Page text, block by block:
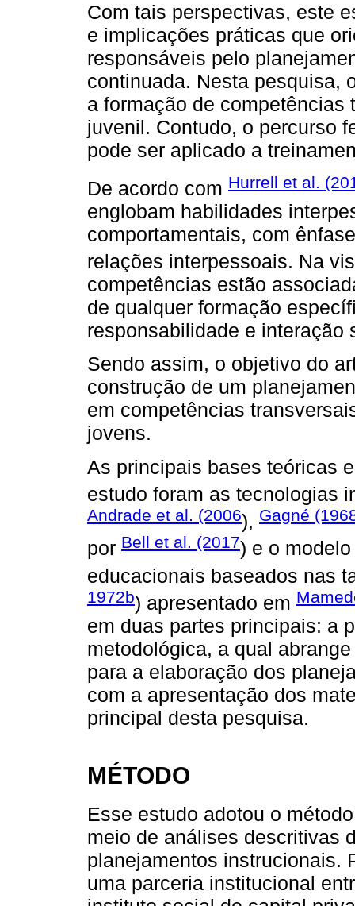
Com tais perspectivas, este
e implicações práticas que
responsáveis pelo
continuada. Nesta pesquisa,
a formação de
juvenil. Contudo, o percurso
pode ser aplicado a
De acordo com Hurrell et al.
englobam habilidades
comportamentais, com
relações interpessoais. Na
competências estão
de qualquer formação
responsabilidade e interação
Sendo assim, o objetivo do
construção de um
em competências
jovens.
As principais bases teóricas
estudo foram as tecnologias
Andrade et al. (2006), Gagné
por Bell et al. (2017) e o
educacionais baseados nas
1972b) apresentado em
em duas partes principais: a
metodológica, a qual
para a elaboração dos
com a apresentação dos
principal desta pesquisa.
MÉTODO
Esse estudo adotou o
meio de análises descritivas
planejamentos instrucionais.
uma parceria institucional